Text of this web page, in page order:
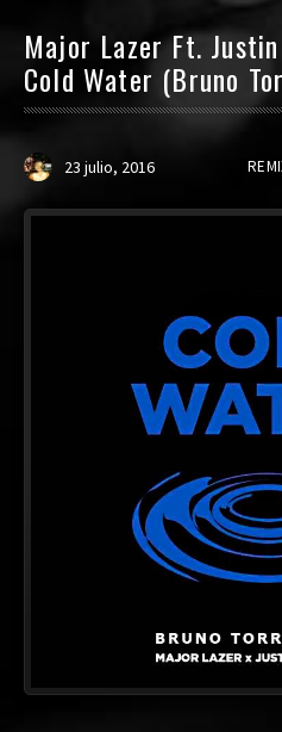
Major Lazer Ft.
Cold Water (Bruno
23 julio, 2016